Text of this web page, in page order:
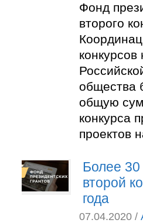
Фонд
второго
общества
общую
конкурса
проектов
Более 30
второй
года
07.04.2020 /